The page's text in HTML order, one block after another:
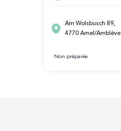
Am Wolsbusch 89,
4770 Amel/Amblève
Non préparée